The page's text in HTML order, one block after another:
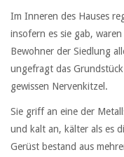
Im Inneren des Hauses
insofern es sie gab,
Bewohner der Siedlung
ungefragt das
gewissen Nervenkitzel.
Sie griff an eine der
und kalt an, kälter als es
Gerüst bestand aus